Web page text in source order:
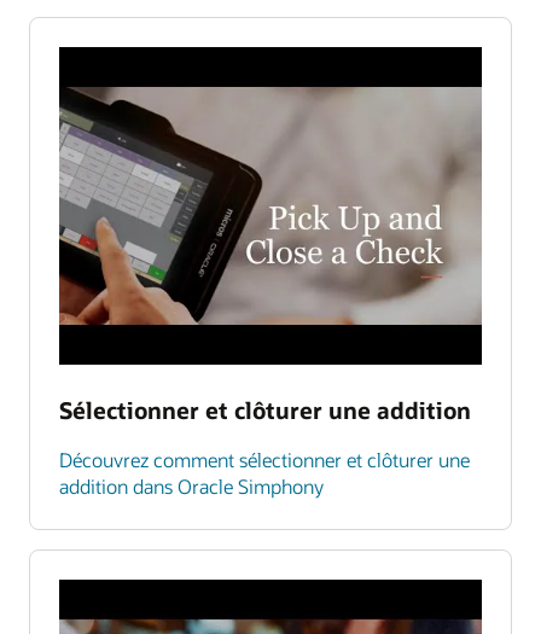
Sélectionner et clôturer une addition
Découvrez comment sélectionner et clôturer une
addition dans Oracle Simphony